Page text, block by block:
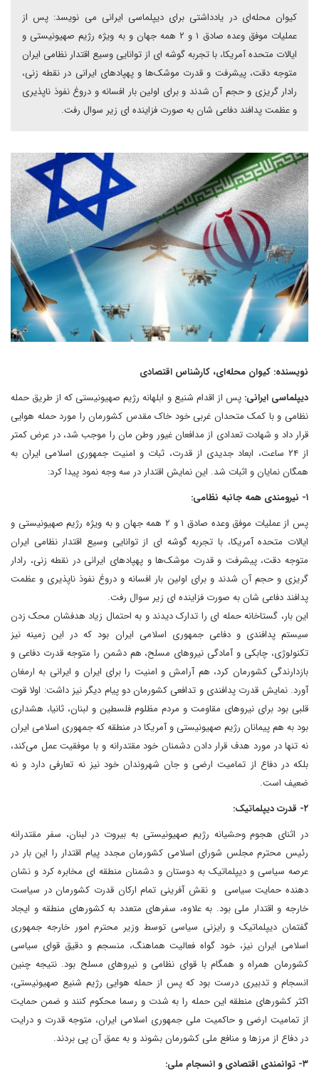
کیوان محله‌ای در یادداشتی برای دیپلماسی ایرانی می نویسد: پس از
عملیات موفق وعده صادق ۱ و ۲ همه جهان و به ویژه رژیم صهیونیستی و
ایالات متحده آمریکا، با تجربه گوشه ای از توانایی وسیع اقتدار نظامی ایران
متوجه دقت، پیشرفت و قدرت موشک‌ها و پهپادهای ایرانی در نقطه زنی،
رادار گریزی و حجم آن شدند و برای اولین بار افسانه و دروغ نفوذ ناپذیری
و عظمت پدافند دفاعی شان به صورت فزاینده ای زیر سوال رفت.
نویسنده: کیوان محله‌ای، کارشناس اقتصادی
دیپلماسی ایرانی: پس از اقدام شنیع و ابلهانه رژیم صهیونیستی که از طریق حمله
نظامی و با کمک متحدان غربی خود خاک مقدس کشورمان را مورد حمله هوایی
قرار داد و شهادت تعدادی از مدافعان غیور وطن مان را موجب شد، در عرض کمتر
از ۲۴ ساعت، ابعاد جدیدی از قدرت، ثبات و امنیت جمهوری اسلامی ایران به
همگان نمایان و اثبات شد. این نمایش اقتدار در سه وجه نمود پیدا کرد:
۱- نیرومندی همه جانبه نظامی:
پس از عملیات موفق وعده صادق ۱ و ۲ همه جهان و به ویژه رژیم صهیونیستی و
ایالات متحده آمریکا، با تجربه گوشه ای از توانایی وسیع اقتدار نظامی ایران
متوجه دقت، پیشرفت و قدرت موشک‌ها و پهپادهای ایرانی در نقطه زنی، رادار
گریزی و حجم آن شدند و برای اولین بار افسانه و دروغ نفوذ ناپذیری و عظمت
پدافند دفاعی شان به صورت فزاینده ای زیر سوال رفت.
این بار، گستاخانه حمله ای را تدارک دیدند و به احتمال زیاد هدفشان محک زدن
سیستم پدافندی و دفاعی جمهوری اسلامی ایران بود که در این زمینه نیز
تکنولوژی، چابکی و آمادگی نیروهای مسلح، هم دشمن را متوجه قدرت دفاعی و
بازدارندگی کشورمان کرد، هم آرامش و امنیت را برای ایران و ایرانی به ارمغان
آورد. نمایش قدرت پدافندی و تدافعی کشورمان دو پیام دیگر نیز داشت: اولا قوت
قلبی بود برای نیروهای مقاومت و مردم مظلوم فلسطین و لبنان، ثانیا، هشداری
بود به هم پیمانان رژیم صهیونیستی و آمریکا در منطقه که جمهوری اسلامی ایران
نه تنها در مورد هدف قرار دادن دشمنان خود مقتدرانه و با موفقیت عمل می‌کند،
بلکه در دفاع از تمامیت ارضی و جان شهروندان خود نیز نه تعارفی دارد و نه
ضعیف است.
۲- قدرت دیپلماتیک:
در اثنای هجوم وحشیانه رژیم صهیونیستی به بیروت در لبنان، سفر مقتدرانه
رئیس محترم مجلس شورای اسلامی کشورمان مجدد پیام اقتدار را این بار در
عرصه سیاسی و دیپلماتیک به دوستان و دشمنان منطقه ای مخابره کرد و نشان
دهنده حمایت سیاسی و نقش آفرینی تمام ارکان قدرت کشورمان در سیاست
خارجه و اقتدار ملی بود. به علاوه، سفرهای متعدد به کشورهای منطقه و ایجاد
گفتمان دیپلماتیک و رایزنی سیاسی توسط وزیر محترم امور خارجه جمهوری
اسلامی ایران نیز، خود گواه فعالیت هماهنگ، منسجم و دقیق قوای سیاسی
کشورمان همراه و همگام با قوای نظامی و نیروهای مسلح بود. نتیجه چنین
انسجام و تدبیری درست بود که پس از حمله هوایی رژیم شنیع صهیونیستی،
اکثر کشورهای منطقه این حمله را به شدت و رسما محکوم کنند و ضمن حمایت
از تمامیت ارضی و حاکمیت ملی جمهوری اسلامی ایران، متوجه قدرت و درایت
در دفاع از مرزها و منافع ملی کشورمان بشوند و به عمق آن پی بردند.
۳- توانمندی اقتصادی و انسجام ملی: